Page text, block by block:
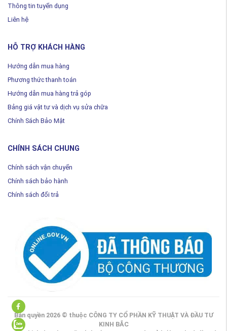
Thông tin tuyển dụng
Liên hệ
HỖ TRỢ KHÁCH HÀNG
Hướng dẫn mua hàng
Phương thức thanh toán
Hướng dẫn mua hàng trả góp
Bảng giá vật tư và dịch vụ sửa chữa
Chính Sách Bảo Mật
CHÍNH SÁCH CHUNG
Chính sách vận chuyển
Chính sách bảo hành
Chính sách đổi trả
Bản quyền 2026 © thuộc CÔNG TY CỔ PHẦN KỸ THUẬT VÀ ĐẦU TƯ
KINH BẮC